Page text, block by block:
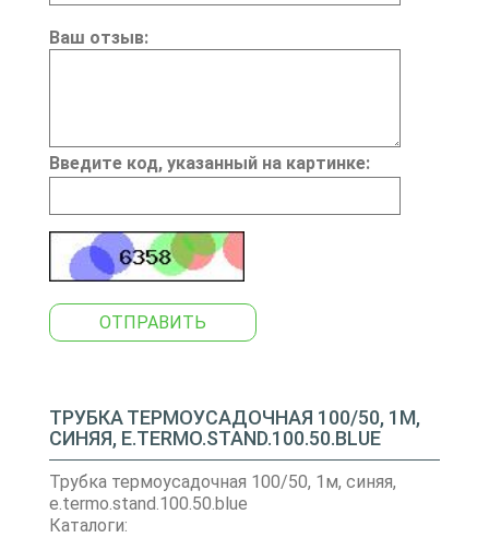
Ваш отзыв:
Введите код, указанный на картинке:
ОТПРАВИТЬ
ТРУБКА ТЕРМОУСАДОЧНАЯ 100/50, 1М,
СИНЯЯ, E.TERMO.STAND.100.50.BLUE
Трубка термоусадочная 100/50, 1м, синяя,
e.termo.stand.100.50.blue
Каталоги: